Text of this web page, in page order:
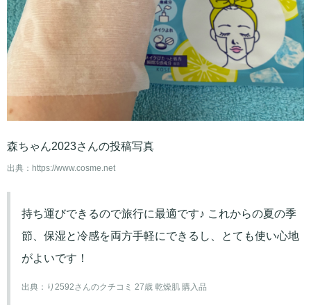
森ちゃん2023さんの投稿写真
出典： https://www.cosme.net
持ち運びできるので旅行に最適です♪ これからの夏の季
節、保湿と冷感を両方手軽にできるし、とても使い心地
がよいです！
出典： り2592さんのクチコミ 27歳 乾燥肌 購入品